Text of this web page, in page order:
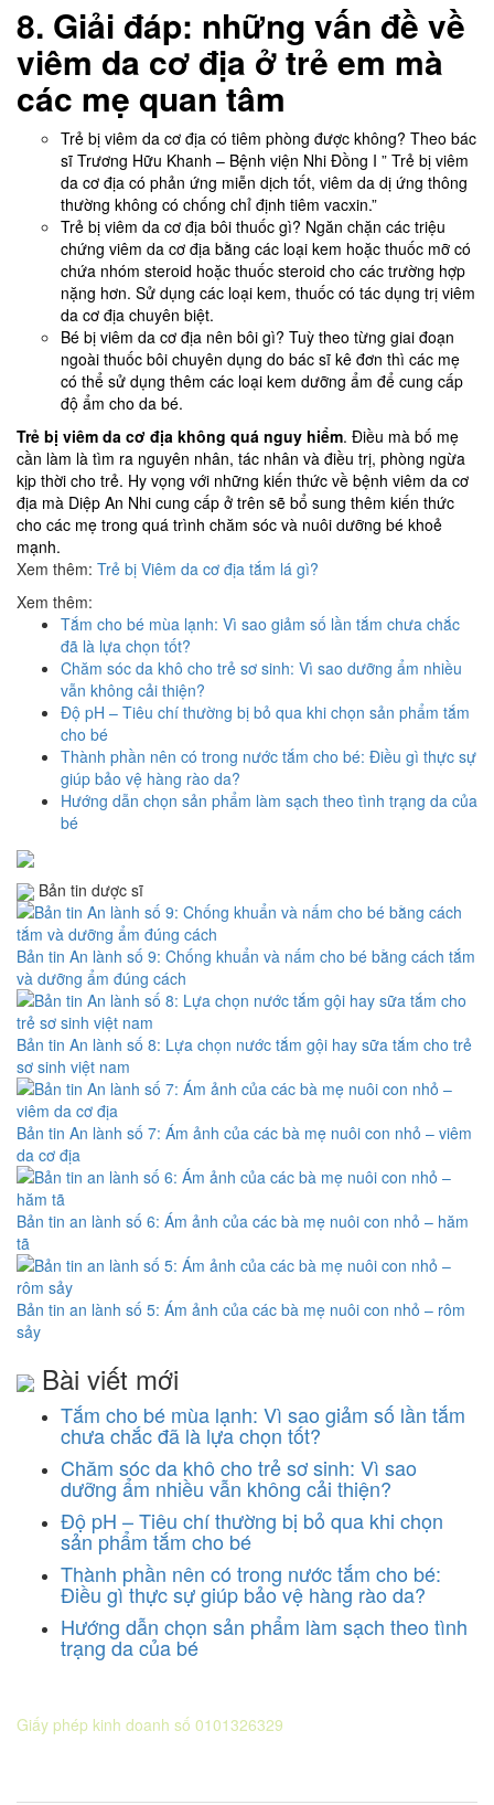
8. Giải đáp: những vấn đề về
viêm da cơ địa ở trẻ em mà
các mẹ quan tâm
Trẻ bị viêm da cơ địa có tiêm phòng được không? Theo bác
sĩ Trương Hữu Khanh – Bệnh viện Nhi Đồng I ” Trẻ bị viêm
da cơ địa có phản ứng miễn dịch tốt, viêm da dị ứng thông
thường không có chống chỉ định tiêm vacxin.”
Trẻ bị viêm da cơ địa bôi thuốc gì? Ngăn chặn các triệu
chứng viêm da cơ địa bằng các loại kem hoặc thuốc mỡ có
chứa nhóm steroid hoặc thuốc steroid cho các trường hợp
nặng hơn. Sử dụng các loại kem, thuốc có tác dụng trị viêm
da cơ địa chuyên biệt.
Bé bị viêm da cơ địa nên bôi gì? Tuỳ theo từng giai đoạn
ngoài thuốc bôi chuyên dụng do bác sĩ kê đơn thì các mẹ
có thể sử dụng thêm các loại kem dưỡng ẩm để cung cấp
độ ẩm cho da bé.
Trẻ bị viêm da cơ địa không quá nguy hiểm. Điều mà bố mẹ
cần làm là tìm ra nguyên nhân, tác nhân và điều trị, phòng ngừa
kịp thời cho trẻ. Hy vọng với những kiến thức về bệnh viêm da cơ
địa mà Diệp An Nhi cung cấp ở trên sẽ bổ sung thêm kiến thức
cho các mẹ trong quá trình chăm sóc và nuôi dưỡng bé khoẻ
mạnh.
Xem thêm: Trẻ bị Viêm da cơ địa tắm lá gì?
Xem thêm:
Tắm cho bé mùa lạnh: Vì sao giảm số lần tắm chưa chắc
đã là lựa chọn tốt?
Chăm sóc da khô cho trẻ sơ sinh: Vì sao dưỡng ẩm nhiều
vẫn không cải thiện?
Độ pH – Tiêu chí thường bị bỏ qua khi chọn sản phẩm tắm
cho bé
Thành phần nên có trong nước tắm cho bé: Điều gì thực sự
giúp bảo vệ hàng rào da?
Hướng dẫn chọn sản phẩm làm sạch theo tình trạng da của
bé
Bản tin dược sĩ
Bản tin An lành số 9: Chống khuẩn và nấm cho bé bằng cách tắm
và dưỡng ẩm đúng cách
Bản tin An lành số 8: Lựa chọn nước tắm gội hay sữa tắm cho trẻ
sơ sinh việt nam
Bản tin An lành số 7: Ám ảnh của các bà mẹ nuôi con nhỏ – viêm
da cơ địa
Bản tin an lành số 6: Ám ảnh của các bà mẹ nuôi con nhỏ – hăm
tã
Bản tin an lành số 5: Ám ảnh của các bà mẹ nuôi con nhỏ – rôm
sảy
Bài viết mới
Tắm cho bé mùa lạnh: Vì sao giảm số lần tắm
chưa chắc đã là lựa chọn tốt?
Chăm sóc da khô cho trẻ sơ sinh: Vì sao
dưỡng ẩm nhiều vẫn không cải thiện?
Độ pH – Tiêu chí thường bị bỏ qua khi chọn
sản phẩm tắm cho bé
Thành phần nên có trong nước tắm cho bé:
Điều gì thực sự giúp bảo vệ hàng rào da?
Hướng dẫn chọn sản phẩm làm sạch theo tình
trạng da của bé
Giấy phép kinh doanh số 0101326329